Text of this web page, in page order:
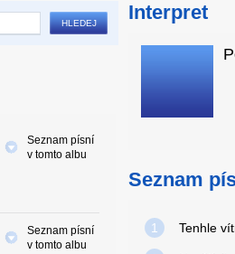
Seznam písní
v tomto albu
Seznam písní
v tomto albu
Interpret
Seznam
1 Tenhle